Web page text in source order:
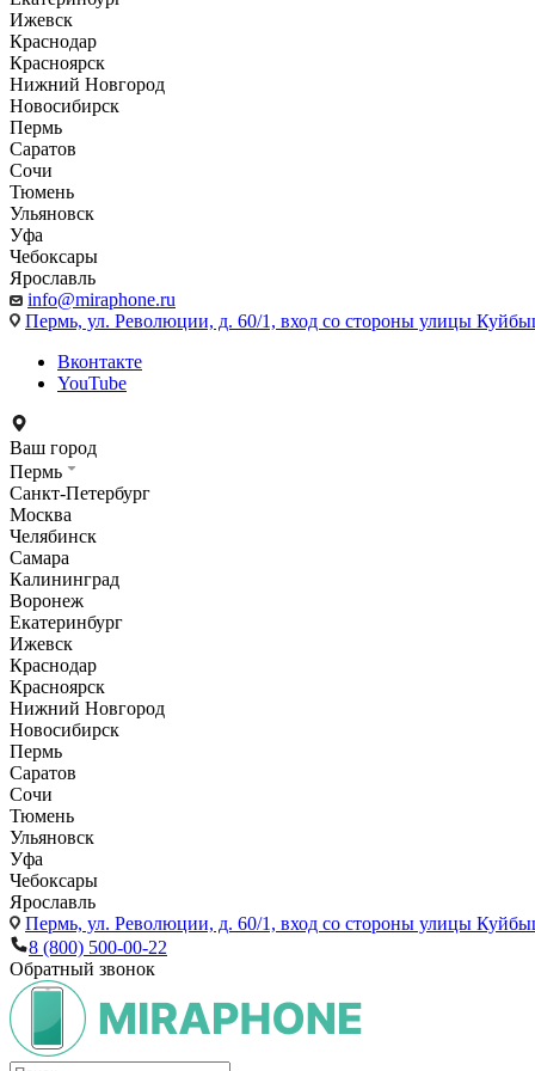
Ижевск
Краснодар
Красноярск
Нижний Новгород
Новосибирск
Пермь
Саратов
Сочи
Тюмень
Ульяновск
Уфа
Чебоксары
Ярославль
info@miraphone.ru
Пермь, ул. Революции, д. 60/1, вход со стороны улицы
Вконтакте
YouTube
Ваш город
Пермь
Санкт-Петербург
Москва
Челябинск
Самара
Калининград
Воронеж
Екатеринбург
Ижевск
Краснодар
Красноярск
Нижний Новгород
Новосибирск
Пермь
Саратов
Сочи
Тюмень
Ульяновск
Уфа
Чебоксары
Ярославль
Пермь, ул. Революции, д. 60/1, вход со стороны улицы
8 (800) 500-00-22
Обратный звонок